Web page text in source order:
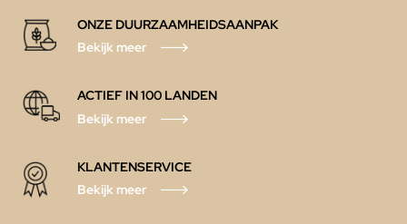
ONZE DUURZAAMHEIDSAANPAK
Bekijk meer
ACTIEF IN 100 LANDEN
Bekijk meer
KLANTENSERVICE
Bekijk meer